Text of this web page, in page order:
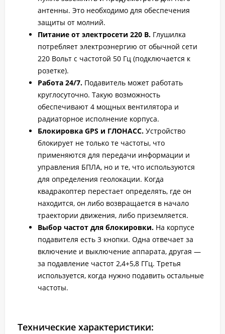
антенны. Это необходимо для обеспечения
защиты от молний.
Питание от электросети 220 В. Глушилка
потребляет электроэнергию от обычной сети
220 Вольт с частотой 50 Гц (подключается к
розетке).
Работа 24/7. Подавитель может работать
круглосуточно. Такую возможность
обеспечивают 4 мощных вентилятора и
радиаторное исполнение корпуса.
Блокировка GPS и ГЛОНАСС. Устройство
блокирует не только те частоты, что
применяются для передачи информации и
управления БПЛА, но и те, что используются
для определения геолокации. Когда
квадракоптер перестает определять, где он
находится, он либо возвращается в начало
траектории движения, либо приземляется.
Выбор частот для блокировки. На корпусе
подавителя есть 3 кнопки. Одна отвечает за
включение и выключение аппарата, другая —
за подавление частот 2,4+5,8 ГГц. Третья
используется, когда нужно подавить остальные
частоты.
Технические характеристики: